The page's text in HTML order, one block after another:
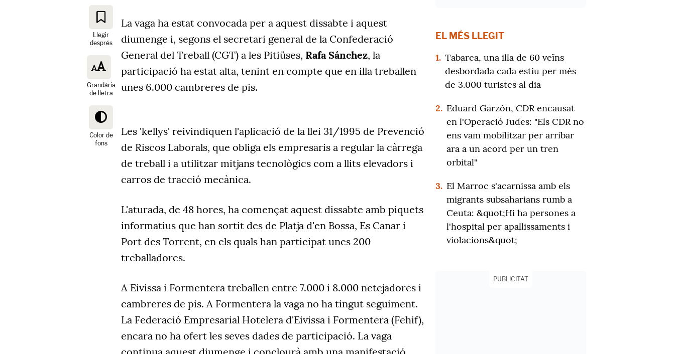
Llegir
després
Grandària
de lletra
Color de
fons
La vaga ha estat convocada per a aquest dissabte i aquest
diumenge i, segons el secretari general de la Confederació
General del Treball (CGT) a les Pitiüses, Rafa Sánchez, la
participació ha estat alta, tenint en compte que en illa treballen
unes 6.000 cambreres de pis.
Les 'kellys' reivindiquen l'aplicació de la llei 31/1995 de Prevenció
de Riscos Laborals, que obliga els empresaris a regular la càrrega
de treball i a utilitzar mitjans tecnològics com a llits elevadors i
carros de tracció mecànica.
L'aturada, de 48 hores, ha començat aquest dissabte amb piquets
informatius que han sortit des de Platja d'en Bossa, Es Canar i
Port des Torrent, en els quals han participat unes 200
treballadores.
A Eivissa i Formentera treballen entre 7.000 i 8.000 netejadores i
cambreres de pis. A Formentera la vaga no ha tingut seguiment.
La Federació Empresarial Hotelera d'Eivissa i Formentera (Fehif),
encara no ha ofert les seves dades de participació. La vaga
EL MÉS LLEGIT
1. Tabarca, una illa de 60 veïns
desbordada cada estiu per més
de 3.000 turistes al dia
2. Eduard Garzón, CDR encausat
en l'Operació Judes: "Els CDR no
ens vam mobilitzar per arribar
ara a un acord per un tren
orbital"
3. El Marroc s'acarnissa amb els
migrants subsaharians rumb a
Ceuta: &quot;Hi ha persones a
l'hospital per apallissaments i
violacions&quot;
PUBLICITAT